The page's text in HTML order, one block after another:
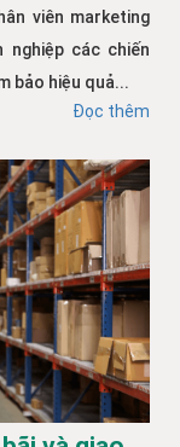
viên marketing
các chiến
bảo hiệu quả...
Đọc thêm